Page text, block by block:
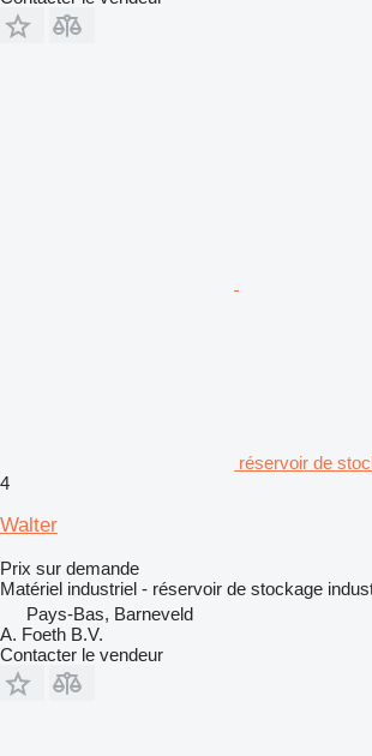
réservoir de
4
Walter
Prix sur demande
Matériel industriel - réservoir de stockage
Pays-Bas, Barneveld
A. Foeth B.V.
Contacter le vendeur